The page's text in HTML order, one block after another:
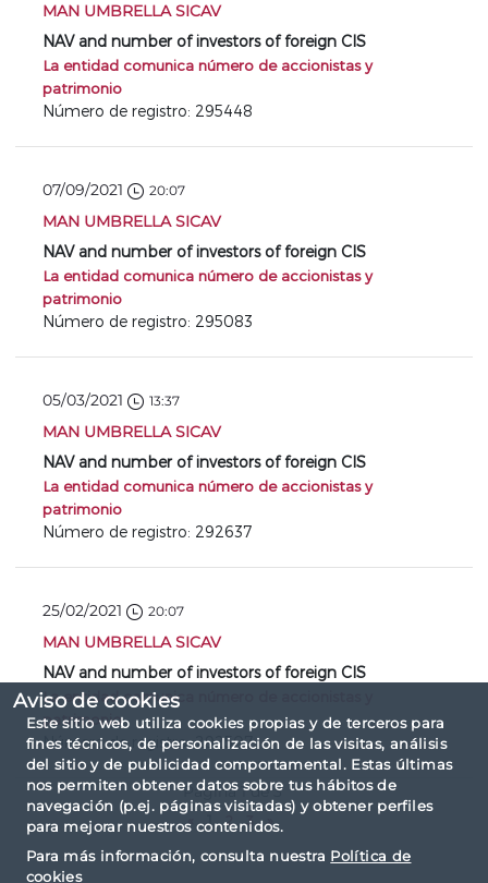
Aviso de cookies
Este sitio web utiliza cookies propias y de terceros para
fines técnicos, de personalización de las visitas, análisis
del sitio y de publicidad comportamental. Estas últimas
nos permiten obtener datos sobre tus hábitos de
navegación (p.ej. páginas visitadas) y obtener perfiles
para mejorar nuestros contenidos.
Para más información, consulta nuestra Política de
cookies
MAN UMBRELLA SICAV
NAV and number of investors of foreign CIS
La entidad comunica número de accionistas y
patrimonio
Número de registro: 295448
07/09/2021 20:07
MAN UMBRELLA SICAV
NAV and number of investors of foreign CIS
La entidad comunica número de accionistas y
patrimonio
Número de registro: 295083
05/03/2021 13:37
MAN UMBRELLA SICAV
NAV and number of investors of foreign CIS
La entidad comunica número de accionistas y
patrimonio
Número de registro: 292637
25/02/2021 20:07
MAN UMBRELLA SICAV
NAV and number of investors of foreign CIS
La entidad comunica número de accionistas y
patrimonio
Número de registro: 292507
Página 1 de 3
« 1 2 3 »